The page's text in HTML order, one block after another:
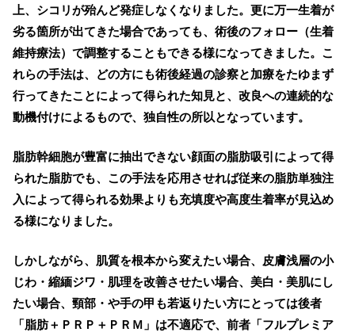
上、シコリが殆んど発症しなくなりました。更に万一生着が
劣る箇所が出てきた場合であっても、術後のフォロー（生着
維持療法）で調整することもできる様になってきました。こ
れらの手法は、どの方にも術後経過の診察と加療をたゆまず
行ってきたことによって得られた知見と、改良への連続的な
動機付けによるもので、独自性の所以となっています。
脂肪幹細胞が豊富に抽出できない顔面の脂肪吸引によって得
られた脂肪でも、この手法を応用させれば従来の脂肪単独注
入によって得られる効果よりも充填度や高度生着率が見込め
る様になりました。
しかしながら、肌質を根本から変えたい場合、皮膚浅層の小
じわ・縮緬ジワ・肌理を改善させたい場合、美白・美肌にし
たい場合、頸部・や手の甲も若返りたい方にとっては後者
「脂肪＋ＰＲＰ＋ＰＲＭ」は不適応で、前者「フルプレミア